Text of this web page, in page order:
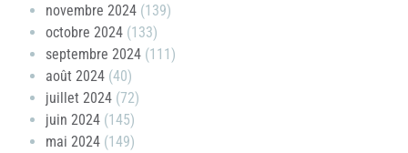
novembre 2024 (139)
octobre 2024 (133)
septembre 2024 (111)
août 2024 (40)
juillet 2024 (72)
juin 2024 (145)
mai 2024 (149)